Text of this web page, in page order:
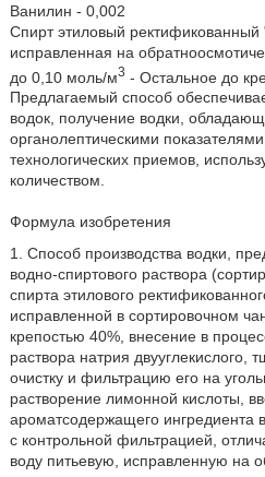
Ванилин - 0,002
Спирт этиловый ректификованный
исправленная на
до 0,10 моль/м3 - Остальное до
Предлагаемый способ
водок, получение водки,
органолептическими
технологических приемов,
количеством.
Формула изобретения
1. Способ производства водки,
водно-спиртового раствора
спирта этилового
исправленной в сортировочном
крепостью 40%, внесение в
раствора натрия
очистку и фильтрацию его на
растворение лимонной кислоты,
ароматсодержащего ингредиента
с контрольной фильтрацией,
воду питьевую, исправленную на